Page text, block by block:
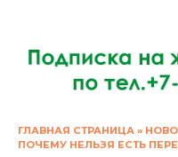
ГЛАВНАЯ СТРАНИЦА »
ПОЧЕМУ НЕЛЬЗЯ ЕСТЬ